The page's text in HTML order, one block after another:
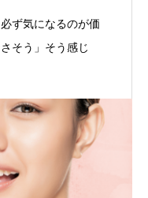
ず気になるのが価
そう」そう感じ